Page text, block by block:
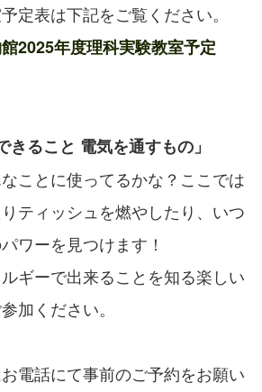
定表は下記をご覧ください。
2025年度理科実験教室予定
ること 電気を通すもの」
ことに使ってるかな？ここでは
ティッシュを燃やしたり、いつ
ワーを見つけます！
ギーで出来ることを知る楽しい
加ください。
電話にて事前のご予約をお願い